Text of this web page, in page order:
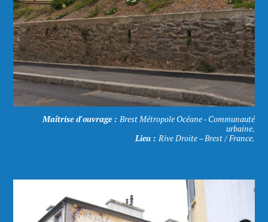
Maîtrise d'ouvrage : Brest Métropole Océane - Communauté
urbaine.
Lieu : Rive Droite – Brest / France.